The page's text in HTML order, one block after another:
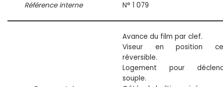
Référence interne N° 1 079
Avance du film par clef.
Viseur en position
réversible.
Logement pour
souple.